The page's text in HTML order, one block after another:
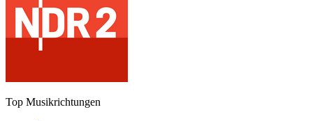
Top Musikrichtungen